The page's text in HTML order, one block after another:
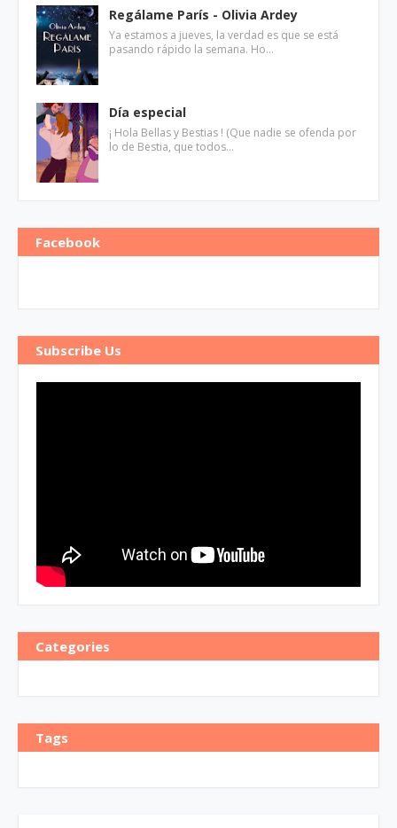
Regálame París - Olivia Ardey
Ya estamos a jueves, la verdad es que se está
pasando rápido la semana. Ho…
Día especial
¡ Hola Bellas y Bestias ! (Que nadie se ofenda por
lo de Bestia, que todos…
Facebook
Subscribe Us
Categories
Tags